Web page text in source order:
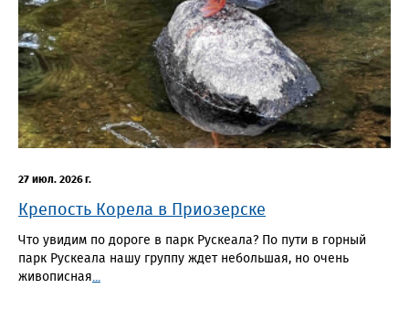
27 июл. 2026 г.
Крепость Корела в Приозерске
Что увидим по дороге в парк Рускеала? По пути в горный
парк Рускеала нашу группу ждет небольшая, но очень
живописная...